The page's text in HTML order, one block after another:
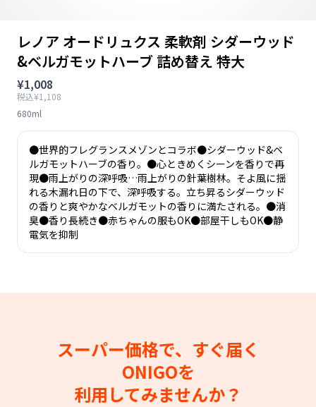
レノア オードリュクス 柔軟剤 シダーウッド
&ベルガモットハーブ 詰め替え 特大
¥1,008
税込¥1,108
680ml
●世界的フレグランスメゾンとコラボ●シダーウッド&ベ
ルガモットハーブの香り。●心ときめくシーンを香りで再
現●雨上がりの深呼吸…雨上がりの針葉樹林。そよ風に揺
れる木漏れ日の下で、深呼吸する。立ち昇るシダーウッド
の香りと爽やかなベルガモットの香りに満たされる。●消
臭●香り長続き●赤ちゃんの服もOK●部屋干しもOK●静
電気を抑制
スーパー価格で、すぐ届く
ONIGOを
利用してみませんか？